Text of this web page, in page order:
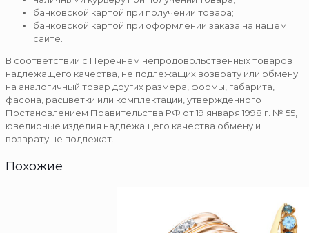
банковской картой при получении товара;
банковской картой при оформлении заказа на нашем
сайте.
В соответствии с Перечнем непродовольственных товаров
надлежащего качества, не подлежащих возврату или обмену
на аналогичный товар других размера, формы, габарита,
фасона, расцветки или комплектации, утвержденного
Постановлением Правительства РФ от 19 января 1998 г. № 55,
ювелирные изделия надлежащего качества обмену и
возврату не подлежат.
Похожие